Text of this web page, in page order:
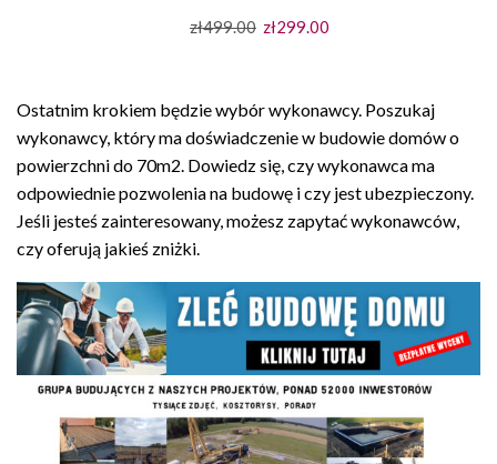
zł499.00 Pierwotna
zł499.00.
zł299.00
zł299.00.
Ostatnim krokiem będzie wybór wykonawcy. Poszukaj
wykonawcy, który ma doświadczenie w budowie domów o
powierzchni do 70m2. Dowiedz się, czy wykonawca ma
odpowiednie pozwolenia na budowę i czy jest ubezpieczony.
Jeśli jesteś zainteresowany, możesz zapytać wykonawców,
czy oferują jakieś zniżki.